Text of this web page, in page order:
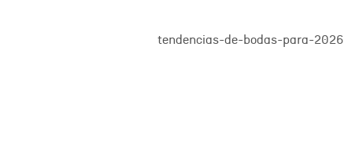
tendencias-de-bodas-para-2026